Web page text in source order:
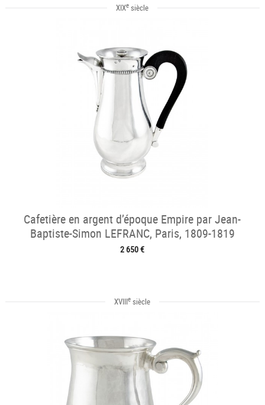
XIXe siècle
Cafetière en argent d’époque Empire par Jean-
Baptiste-Simon LEFRANC, Paris, 1809-1819
2 650 €
XVIIIe siècle